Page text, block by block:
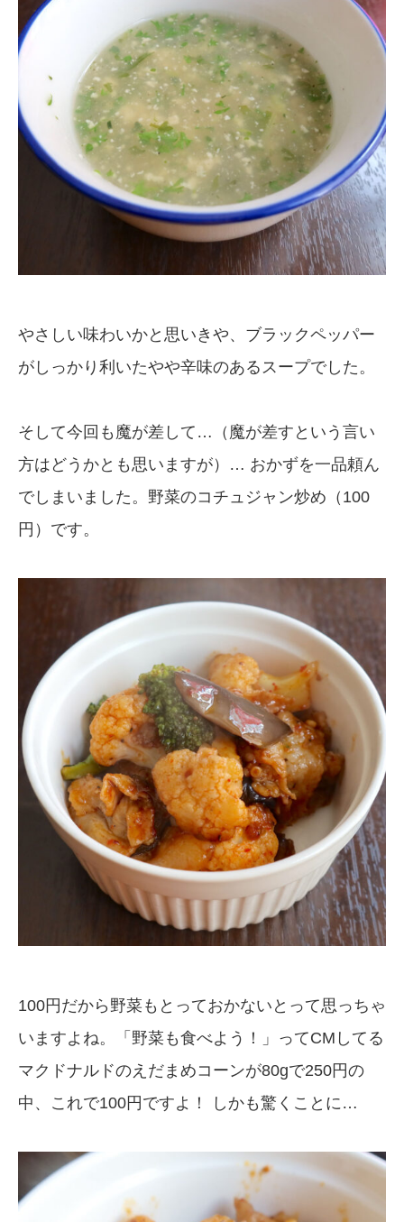
やさしい味わいかと思いきや、ブラックペッパー
がしっかり利いたやや辛味のあるスープでした。
そして今回も魔が差して…（魔が差すという言い
方はどうかとも思いますが）… おかずを一品頼ん
でしまいました。野菜のコチュジャン炒め（100
円）です。
100円だから野菜もとっておかないとって思っちゃ
いますよね。「野菜も食べよう！」ってCMしてる
マクドナルドのえだまめコーンが80gで250円の
中、これで100円ですよ！ しかも驚くことに…